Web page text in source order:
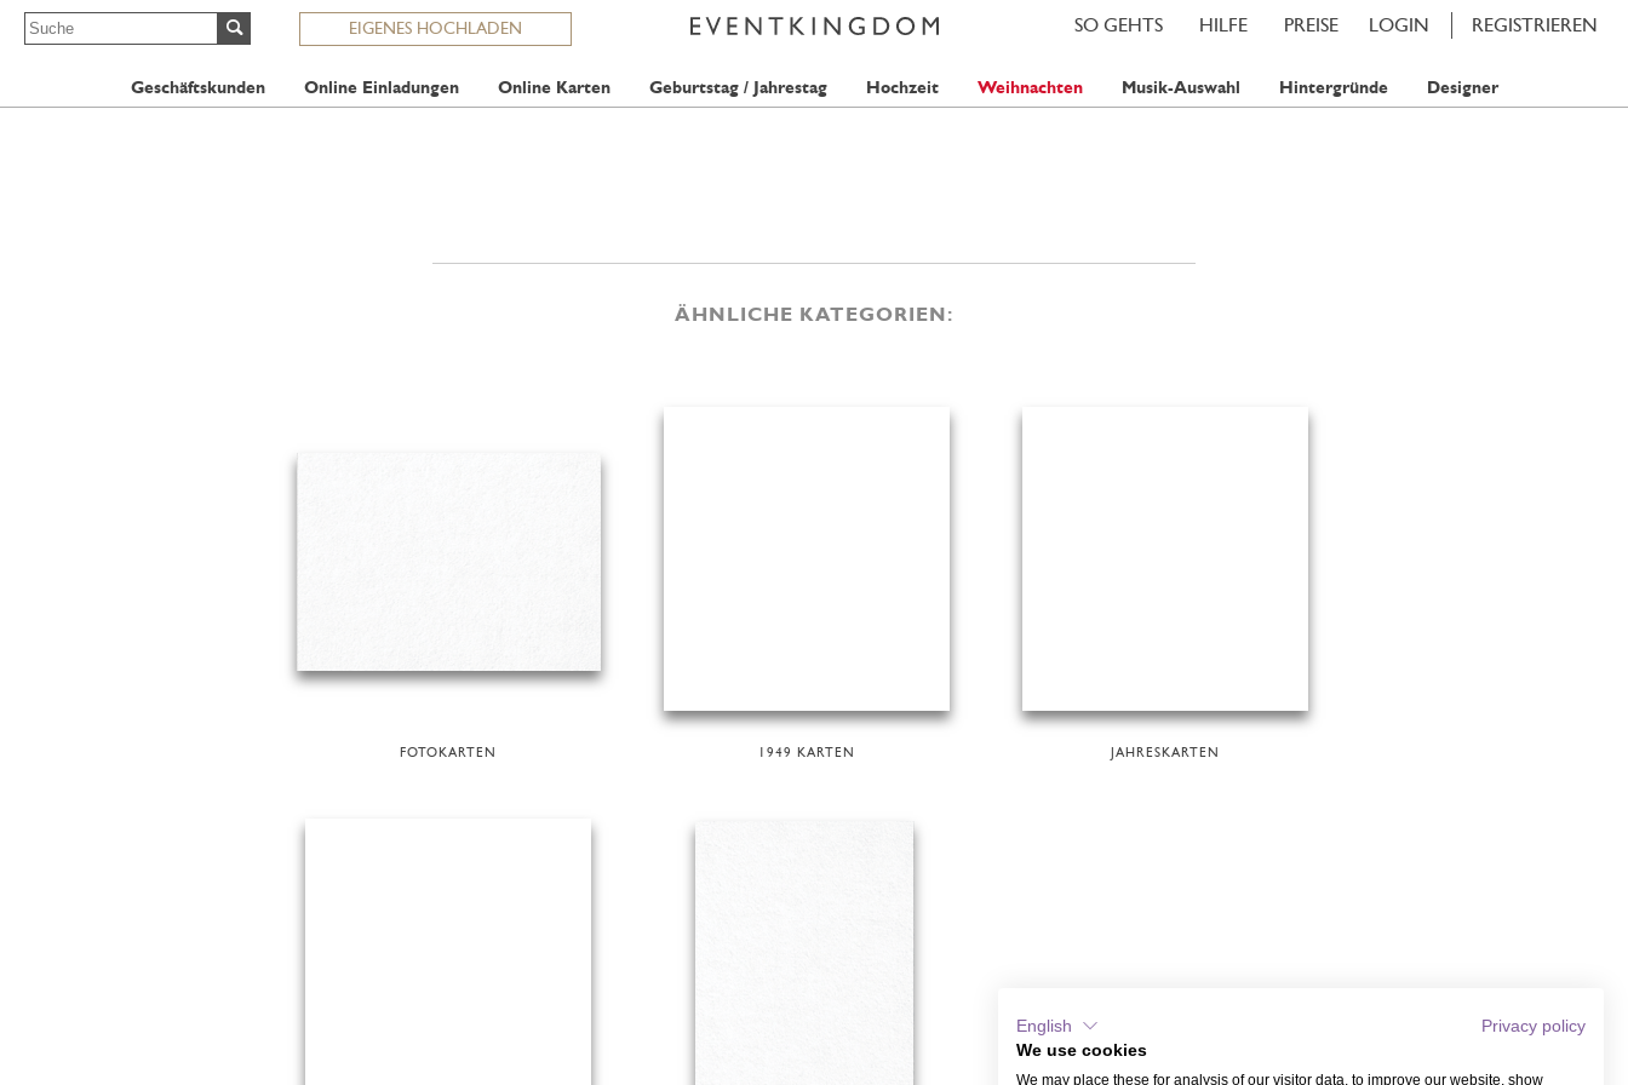
EIGENES HOCHLADEN LOGIN REGISTRIEREN
PREISE
HILFE
SO GEHTS
Geschäftskunden Online Einladungen Online Karten Geburtstag / Jahrestag Hochzeit Weihnachten Musik-Auswahl Hintergründe Designer
ÄHNLICHE KATEGORIEN:
FOTOKARTEN 1949 KARTEN JAHRESKARTEN
English
Privacy policy
We use cookies
We may place these for analysis of our visitor data, to improve our website, show